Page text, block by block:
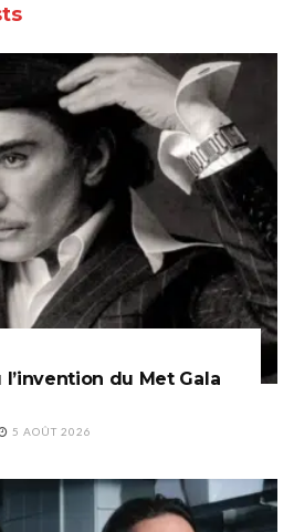
du Met Gala
5 AOÛT 2026